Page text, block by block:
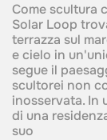
Come scultura
Solar Loop
terrazza sul
e cielo in
segue il
scultorei non
inosservata. In
di una
suo